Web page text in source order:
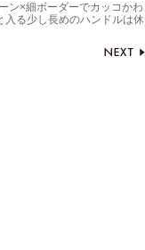
ン×細ボーダーでカッコかわ
入る少し長めのハンドルは休